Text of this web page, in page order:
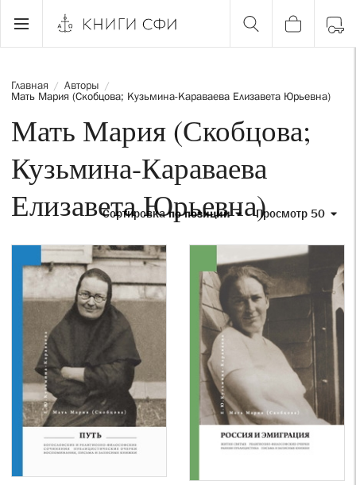
Главная / Авторы /
Мать Мария (Скобцова; Кузьмина-Караваева Елизавета Юрьевна)
Мать Мария (Скобцова;
Кузьмина-Караваева
Елизавета Юрьевна)Просмотр 50
Сортировкапо позиции